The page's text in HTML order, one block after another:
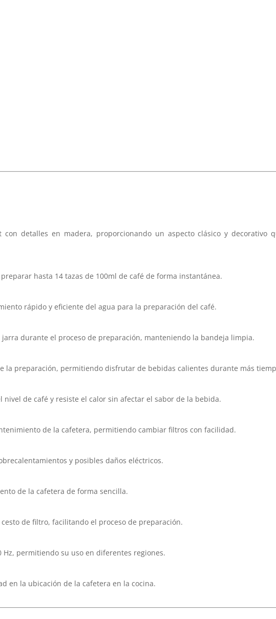
detalles en madera, proporcionando un aspecto clásico y decorativo
hasta 14 tazas de 100ml de café de forma instantánea.
rápido y eficiente del agua para la preparación del café.
durante el proceso de preparación, manteniendo la bandeja limpia.
la preparación, permitiendo disfrutar de bebidas calientes durante más
de café y resiste el calor sin afectar el sabor de la bebida.
de la cafetera, permitiendo cambiar filtros con facilidad.
y posibles daños eléctricos.
de la cafetera de forma sencilla.
de filtro, facilitando el proceso de preparación.
Hz, permitiendo su uso en diferentes regiones.
en la ubicación de la cafetera en la cocina.